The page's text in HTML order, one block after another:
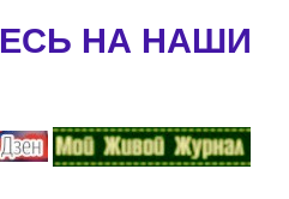
НА НАШИ